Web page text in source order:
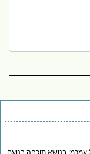
בנושא תוכחה בנועם